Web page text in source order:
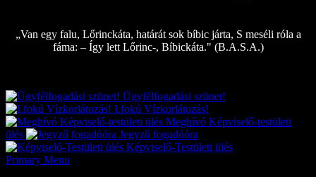
„Van egy falu, Lőrinckáta, határát sok bíbic járta, S meséli róla a
fáma: – Így lett Lőrinc-, Bíbickáta." (B.A.S.A.)
Ügyfélfogadási szünet!
I.fokú Vízkorlátozás!
Meghívó Képviselő-testületi
ülés
Jegyző fogadóóra
Képviselő-Testületi ülés
Primary Menu